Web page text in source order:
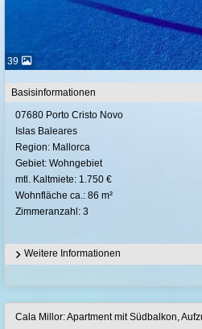
39
Basisinformationen
07680 Porto Cristo Novo
Islas Baleares
Region: Mallorca
Gebiet: Wohngebiet
mtl. Kaltmiete: 1.750 €
Wohnfläche ca.: 86 m²
Zimmeranzahl: 3
Weitere Informationen